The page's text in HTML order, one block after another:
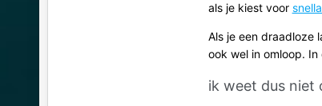
als je kiest voor
Als je een draadloze
ook wel in omloop.
ik weet dus niet